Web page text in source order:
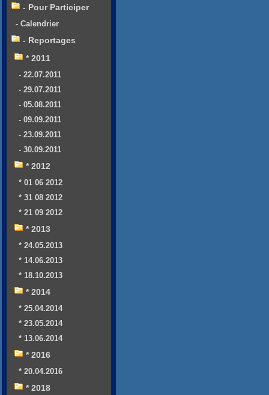
- Pour Participer
- Calendrier
- Reportages
* 2011
- 22.07.2011
- 29.07.2011
- 05.08.2011
- 09.09.2011
- 23.09.2011
- 30.09.2011
* 2012
* 01 06 2012
* 31 08 2012
* 21 09 2012
* 2013
* 24.05.2013
* 14.06.2013
* 18.10.2013
* 2014
* 25.04.2014
* 23.05.2014
* 13.06.2014
* 2016
* 20.04.2016
* 2018